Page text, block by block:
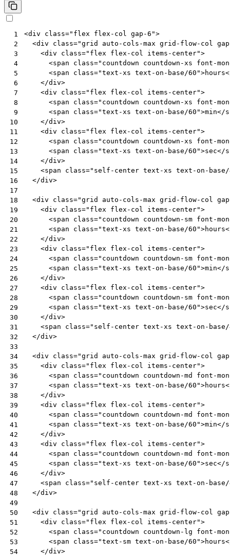
1
2
3
4
5
6
7
8
9
10
11
12
13
14
15
16
17
18
19
20
21
22
23
24
25
26
27
28
29
30
31
32
33
34
35
36
37
38
39
40
41
42
43
44
45
46
47
48
49
50
51
52
53
54
<div class="flex flex-col gap-6">
<div class="grid auto-cols-max grid-flow-col
<div class="flex flex-col items-center">
<span class="countdown countdown-xs font-
<span class="text-xs text-on-base/60">hours
</div>
<div class="flex flex-col items-center">
<span class="countdown countdown-xs font-
<span class="text-xs text-on-base/60">min</
</div>
<div class="flex flex-col items-center">
<span class="countdown countdown-xs font-
<span class="text-xs text-on-base/60">sec</
</div>
<span class="self-center text-xs text-on-base/
</div>
<div class="grid auto-cols-max grid-flow-col
<div class="flex flex-col items-center">
<span class="countdown countdown-sm font-
<span class="text-xs text-on-base/60">hours
</div>
<div class="flex flex-col items-center">
<span class="countdown countdown-sm font-
<span class="text-xs text-on-base/60">min</
</div>
<div class="flex flex-col items-center">
<span class="countdown countdown-sm font-
<span class="text-xs text-on-base/60">sec</
</div>
<span class="self-center text-xs text-on-base/
</div>
<div class="grid auto-cols-max grid-flow-col
<div class="flex flex-col items-center">
<span class="countdown countdown-md font-
<span class="text-xs text-on-base/60">hours
</div>
<div class="flex flex-col items-center">
<span class="countdown countdown-md font-
<span class="text-xs text-on-base/60">min</
</div>
<div class="flex flex-col items-center">
<span class="countdown countdown-md font-
<span class="text-xs text-on-base/60">sec</
</div>
<span class="self-center text-xs text-on-base/
</div>
<div class="grid auto-cols-max grid-flow-col
<div class="flex flex-col items-center">
<span class="countdown countdown-lg font-
<span class="text-sm text-on-base/60">hours
</div>